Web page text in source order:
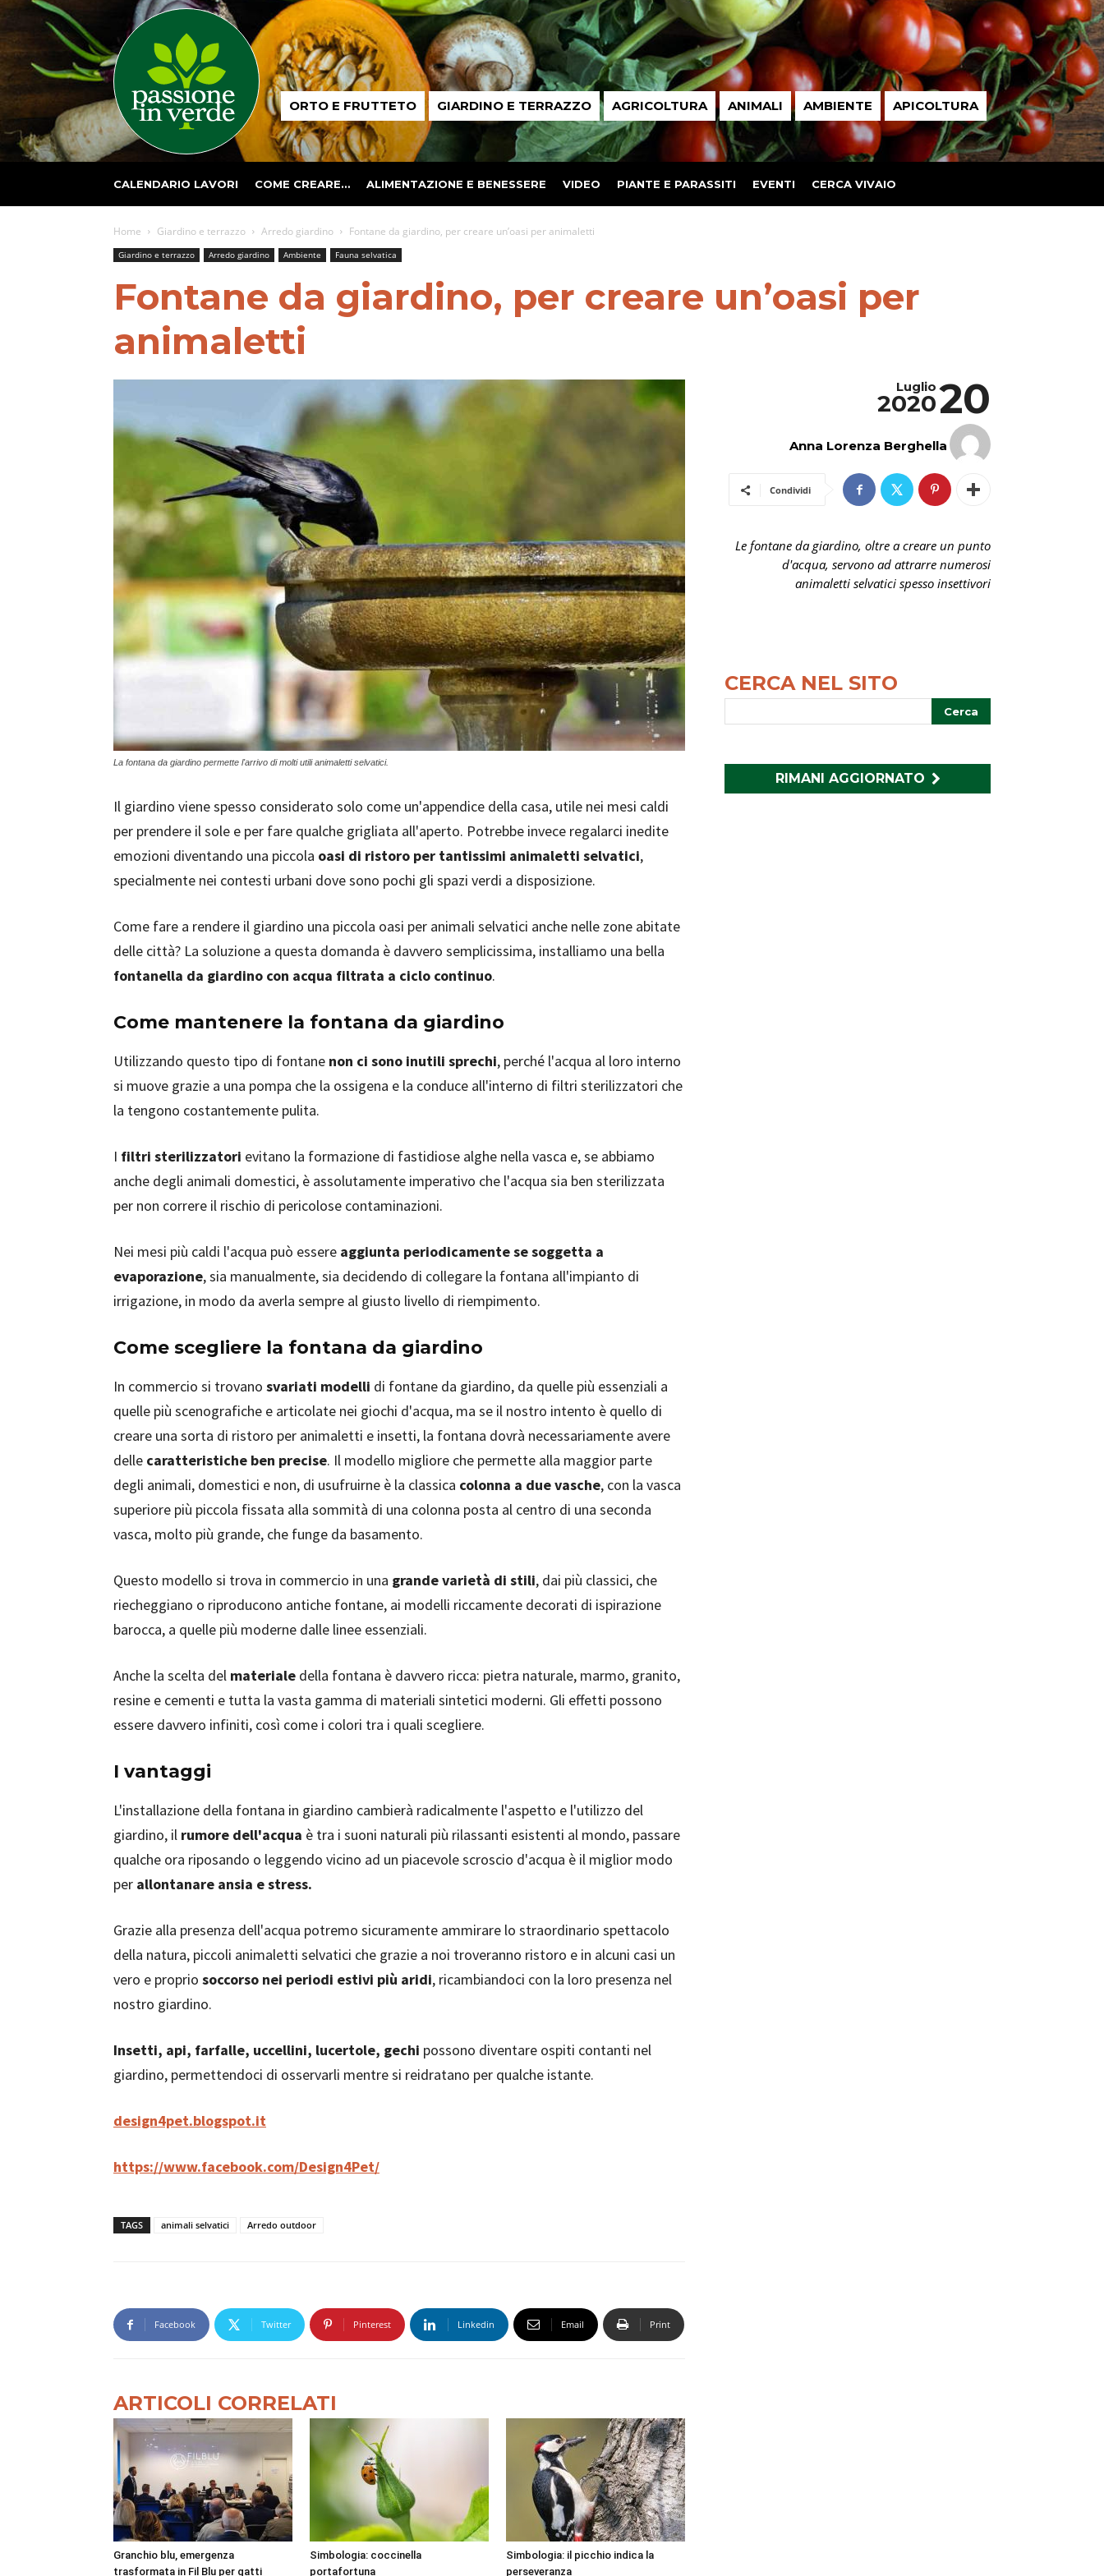
Passione
in ORTO E FRUTTETO GIARDINO E TERRAZZO AGRICOLTURA ANIMALI AMBIENTE APICOLTURA
CALENDARIO LAVORI COME CREARE… ALIMENTAZIONE E BENESSERE VIDEO PIANTE E PARASSITI EVENTI CERCA VIVAIO
Home Giardino e terrazzo Arredo giardino Fontane da giardino, per creare un’oasi per animaletti
Giardino e terrazzo Arredo giardino Ambiente Fauna selvatica
Fontane da giardino, per creare un’oasi per
animaletti
La fontana da giardino permette l'arrivo di molti utili animaletti selvatici.
Il giardino viene spesso considerato solo come un'appendice della casa, utile nei mesi caldi
per prendere il sole e per fare qualche grigliata all'aperto. Potrebbe invece regalarci inedite
emozioni diventando una piccola oasi di ristoro per tantissimi animaletti selvatici,
specialmente nei contesti urbani dove sono pochi gli spazi verdi a disposizione.
Come fare a rendere il giardino una piccola oasi per animali selvatici anche nelle zone abitate
delle città? La soluzione a questa domanda è davvero semplicissima, installiamo una bella
fontanella da giardino con acqua filtrata a ciclo continuo.
Come mantenere la fontana da giardino
Utilizzando questo tipo di fontane non ci sono inutili sprechi, perché l'acqua al loro interno
si muove grazie a una pompa che la ossigena e la conduce all'interno di filtri sterilizzatori che
la tengono costantemente pulita.
I filtri sterilizzatori evitano la formazione di fastidiose alghe nella vasca e, se abbiamo
anche degli animali domestici, è assolutamente imperativo che l'acqua sia ben sterilizzata
per non correre il rischio di pericolose contaminazioni.
Nei mesi più caldi l'acqua può essere aggiunta periodicamente se soggetta a
evaporazione, sia manualmente, sia decidendo di collegare la fontana all'impianto di
irrigazione, in modo da averla sempre al giusto livello di riempimento.
Come scegliere la fontana da giardino
In commercio si trovano svariati modelli di fontane da giardino, da quelle più essenziali a
quelle più scenografiche e articolate nei giochi d'acqua, ma se il nostro intento è quello di
creare una sorta di ristoro per animaletti e insetti, la fontana dovrà necessariamente avere
delle caratteristiche ben precise. Il modello migliore che permette alla maggior parte
degli animali, domestici e non, di usufruirne è la classica colonna a due vasche, con la vasca
superiore più piccola fissata alla sommità di una colonna posta al centro di una seconda
vasca, molto più grande, che funge da basamento.
Questo modello si trova in commercio in una grande varietà di stili, dai più classici, che
riecheggiano o riproducono antiche fontane, ai modelli riccamente decorati di ispirazione
barocca, a quelle più moderne dalle linee essenziali.
Anche la scelta del materiale della fontana è davvero ricca: pietra naturale, marmo, granito,
resine e cementi e tutta la vasta gamma di materiali sintetici moderni. Gli effetti possono
essere davvero infiniti, così come i colori tra i quali scegliere.
I vantaggi
L'installazione della fontana in giardino cambierà radicalmente l'aspetto e l'utilizzo del
giardino, il rumore dell'acqua è tra i suoni naturali più rilassanti esistenti al mondo, passare
qualche ora riposando o leggendo vicino ad un piacevole scroscio d'acqua è il miglior modo
per allontanare ansia e stress.
Grazie alla presenza dell'acqua potremo sicuramente ammirare lo straordinario spettacolo
della natura, piccoli animaletti selvatici che grazie a noi troveranno ristoro e in alcuni casi un
vero e proprio soccorso nei periodi estivi più aridi, ricambiandoci con la loro presenza nel
nostro giardino.
Insetti, api, farfalle, uccellini, lucertole, gechi possono diventare ospiti contanti nel
giardino, permettendoci di osservarli mentre si reidratano per qualche istante.
design4pet.blogspot.it
https://www.facebook.com/Design4Pet/
TAGS animali selvatici Arredo outdoor
Facebook Twitter Pinterest Linkedin Email Print
ARTICOLI CORRELATI
Granchio blu, emergenza
trasformata in Fil Blu per gatti
Simbologia: coccinella
portafortuna
Simbologia: il picchio indica la
perseveranza
20
Luglio
2020
Anna Lorenza Berghella
Condividi
Le fontane da giardino, oltre a creare un punto
d'acqua, servono ad attrarre numerosi
animaletti selvatici spesso insettivori
CERCA NEL SITO
RIMANI AGGIORNATO